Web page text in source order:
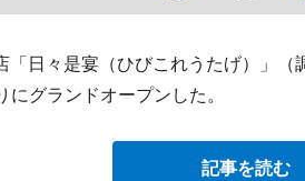
「日々是宴（ひびこれうたげ）」
グランドオープンした。
記事を読む